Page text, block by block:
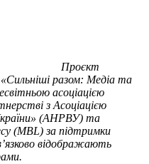
Проєкт
разом: Медіа та
асоціацією
з Асоціацією
(АНРВУ) та
(MBL) за підтримки
відображають